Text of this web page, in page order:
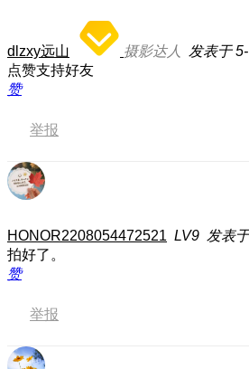
dlzxy远山 摄影达人 发表于
点赞支持好友
赞
举报
HONOR2208054472521 LV9 发表
拍好了。
赞
举报